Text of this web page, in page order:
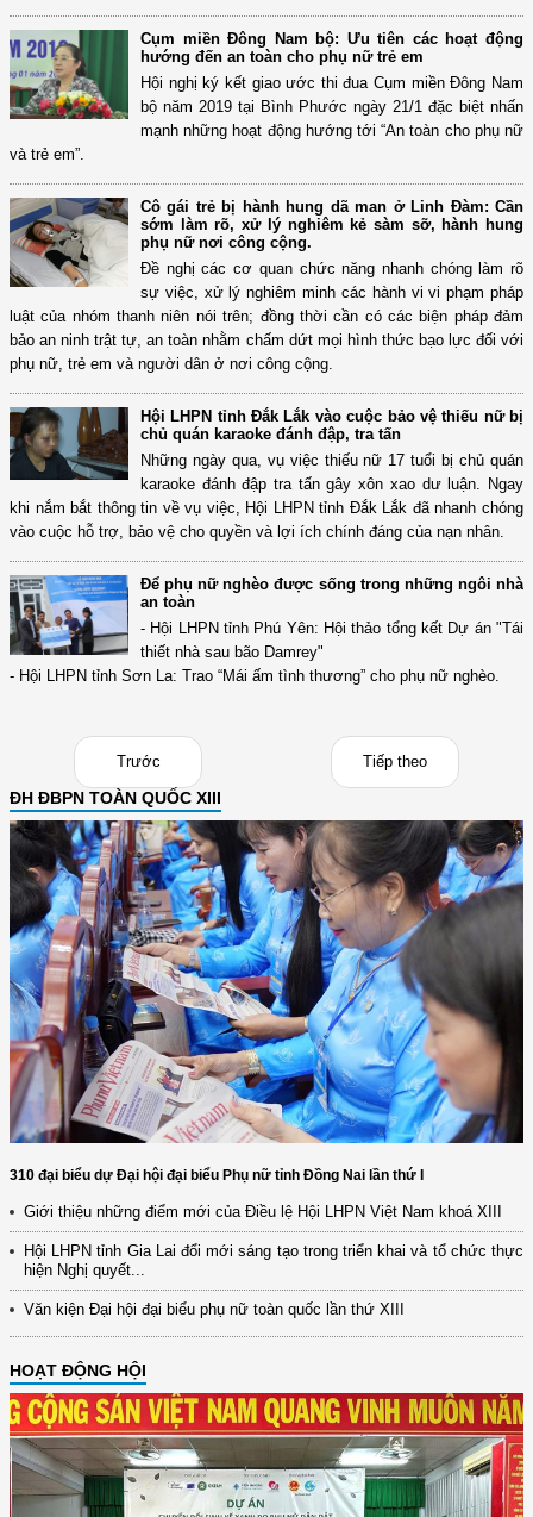
Cụm miền Đông Nam bộ: Ưu tiên các hoạt động
hướng đến an toàn cho phụ nữ trẻ em
Hội nghị ký kết giao ước thi đua Cụm miền Đông Nam
bộ năm 2019 tại Bình Phước ngày 21/1 đặc biệt nhấn
mạnh những hoạt động hướng tới “An toàn cho phụ nữ
và trẻ em”.
Cô gái trẻ bị hành hung dã man ở Linh Đàm: Cần
sớm làm rõ, xử lý nghiêm kẻ sàm sỡ, hành hung
phụ nữ nơi công cộng.
Đề nghị các cơ quan chức năng nhanh chóng làm rõ
sự việc, xử lý nghiêm minh các hành vi vi phạm pháp
luật của nhóm thanh niên nói trên; đồng thời cần có các biện pháp đảm
bảo an ninh trật tự, an toàn nhằm chấm dứt mọi hình thức bạo lực đối với
phụ nữ, trẻ em và người dân ở nơi công cộng.
Hội LHPN tỉnh Đắk Lắk vào cuộc bảo vệ thiếu nữ bị
chủ quán karaoke đánh đập, tra tấn
Những ngày qua, vụ việc thiếu nữ 17 tuổi bị chủ quán
karaoke đánh đập tra tấn gây xôn xao dư luận. Ngay
khi nắm bắt thông tin về vụ việc, Hội LHPN tỉnh Đắk Lắk đã nhanh chóng
vào cuộc hỗ trợ, bảo vệ cho quyền và lợi ích chính đáng của nạn nhân.
Để phụ nữ nghèo được sống trong những ngôi nhà
an toàn
- Hội LHPN tỉnh Phú Yên: Hội thảo tổng kết Dự án "Tái
thiết nhà sau bão Damrey"
- Hội LHPN tỉnh Sơn La: Trao “Mái ấm tình thương” cho phụ nữ nghèo.
Trước Tiếp theo
ĐH ĐBPN TOÀN QUỐC XIII
310 đại biểu dự Đại hội đại biểu Phụ nữ tỉnh Đồng Nai lần thứ I
Giới thiệu những điểm mới của Điều lệ Hội LHPN Việt Nam khoá XIII
Hội LHPN tỉnh Gia Lai đổi mới sáng tạo trong triển khai và tổ chức thực
hiện Nghị quyết...
Văn kiện Đại hội đại biểu phụ nữ toàn quốc lần thứ XIII
HOẠT ĐỘNG HỘI